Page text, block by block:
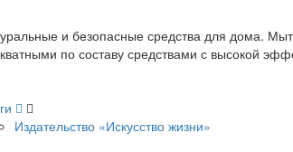
и безопасные средства для дома.
по составу средствами с высокой
Издательство «Искусство жизни»